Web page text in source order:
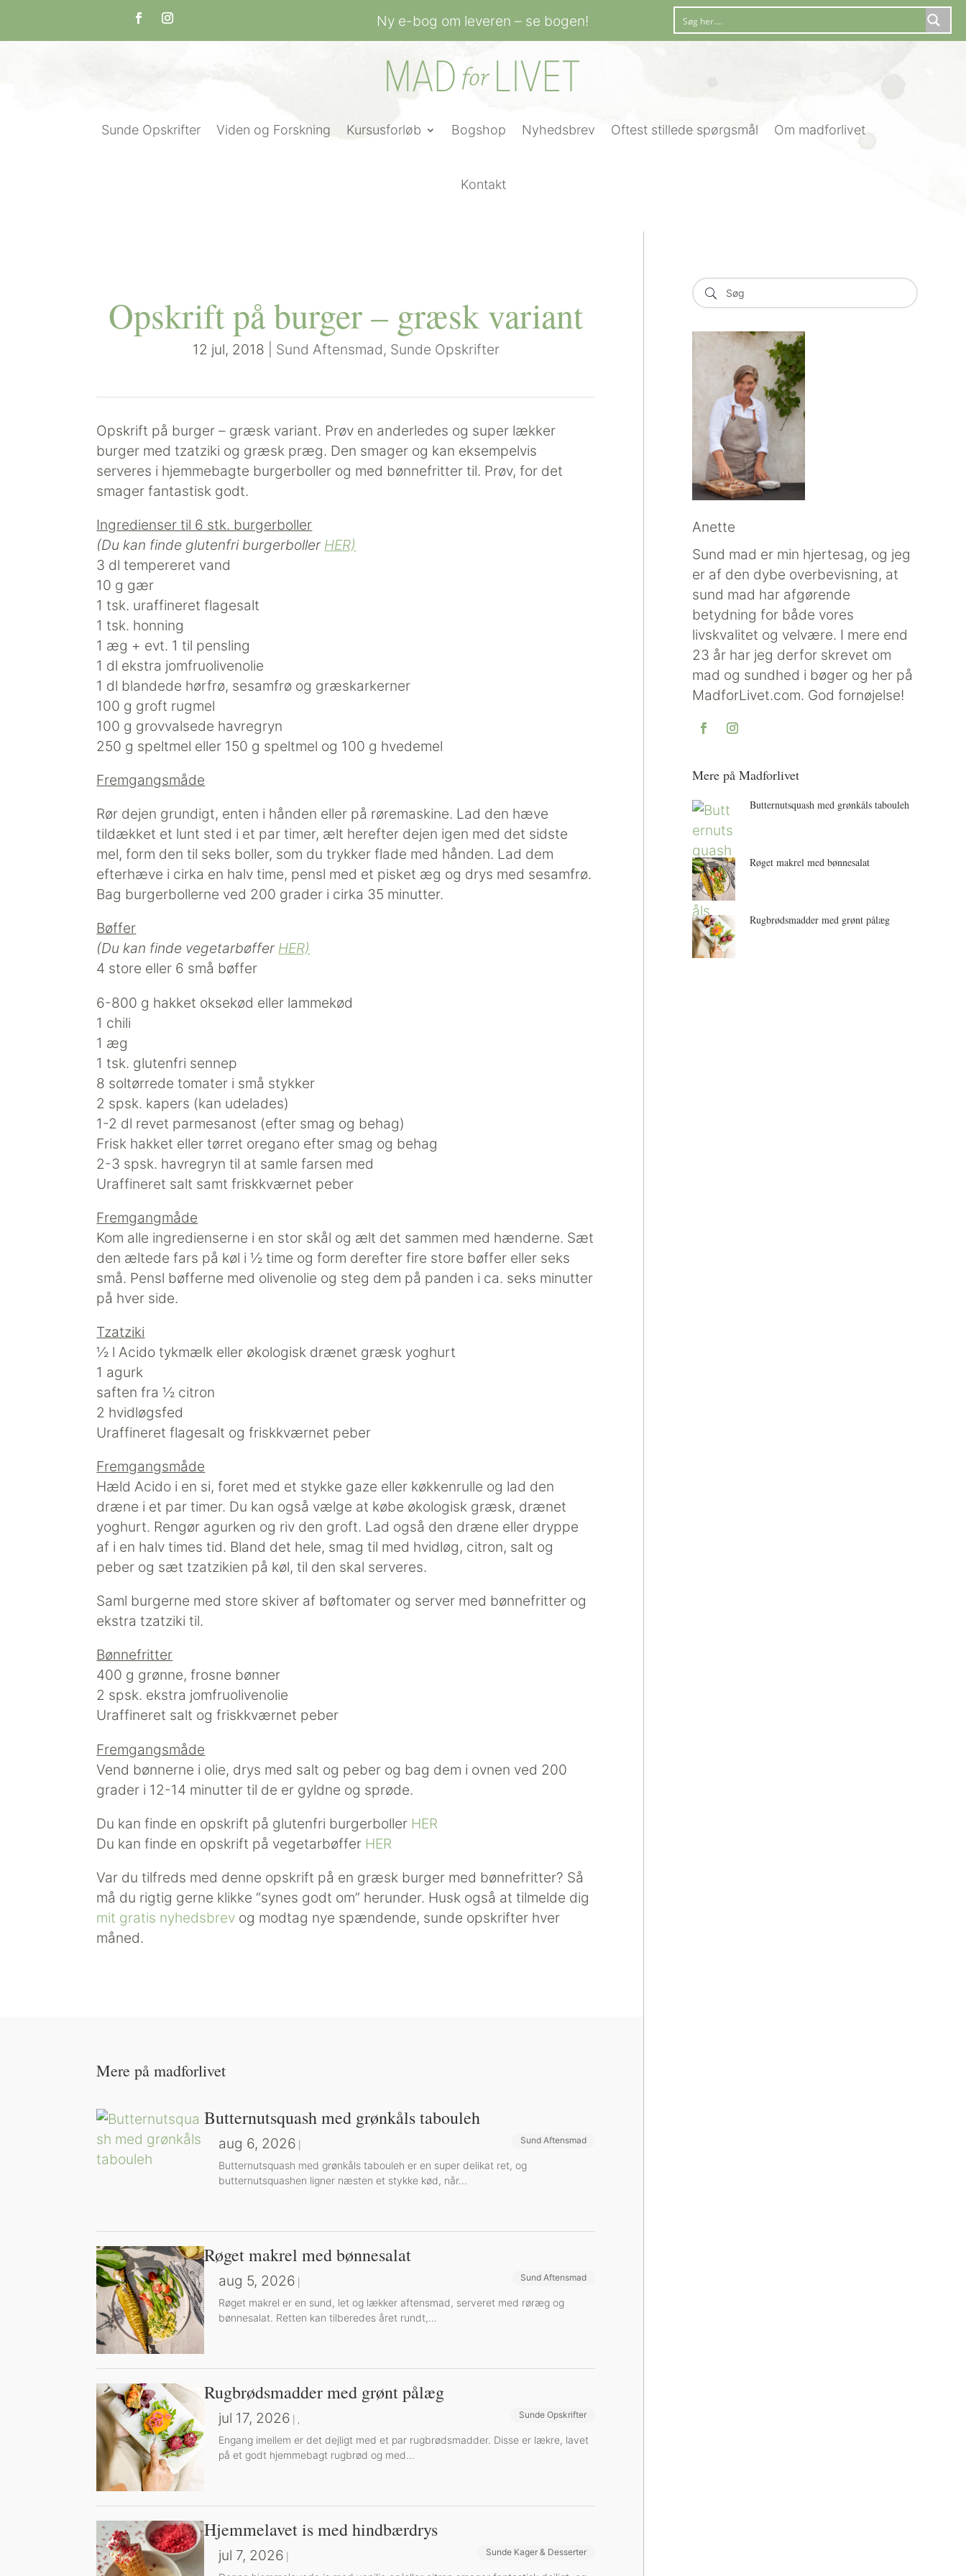
Ny e-bog om leveren – se bogen!
Sunde Opskrifter Viden og Forskning Kursusforløb Bogshop Nyhedsbrev Oftest stillede spørgsmål Om madforlivet
Kontakt
Opskrift på burger – græsk variant
12 jul, 2018 Sund Aftensmad, Sunde Opskrifter
Opskrift på burger – græsk variant. Prøv en anderledes og super lækker
burger med tzatziki og græsk præg. Den smager og kan eksempelvis
serveres i hjemmebagte burgerboller og med bønnefritter til. Prøv, for det
smager fantastisk godt.
Ingredienser til 6 stk. burgerboller
(Du kan finde glutenfri burgerboller HER)
3 dl tempereret vand
10 g gær
1 tsk. uraffineret flagesalt
1 tsk. honning
1 æg + evt. 1 til pensling
1 dl ekstra jomfruolivenolie
1 dl blandede hørfrø, sesamfrø og græskarkerner
100 g groft rugmel
100 g grovvalsede havregryn
250 g speltmel eller 150 g speltmel og 100 g hvedemel
Fremgangsmåde
Rør dejen grundigt, enten i hånden eller på røremaskine. Lad den hæve
tildækket et lunt sted i et par timer, ælt herefter dejen igen med det sidste
mel, form den til seks boller, som du trykker flade med hånden. Lad dem
efterhæve i cirka en halv time, pensl med et pisket æg og drys med sesamfrø.
Bag burgerbollerne ved 200 grader i cirka 35 minutter.
Bøffer
(Du kan finde vegetarbøffer HER)
4 store eller 6 små bøffer
6-800 g hakket oksekød eller lammekød
1 chili
1 æg
1 tsk. glutenfri sennep
8 soltørrede tomater i små stykker
2 spsk. kapers (kan udelades)
1-2 dl revet parmesanost (efter smag og behag)
Frisk hakket eller tørret oregano efter smag og behag
2-3 spsk. havregryn til at samle farsen med
Uraffineret salt samt friskkværnet peber
Fremgangmåde
Kom alle ingredienserne i en stor skål og ælt det sammen med hænderne. Sæt
den æltede fars på køl i ½ time og form derefter fire store bøffer eller seks
små. Pensl bøfferne med olivenolie og steg dem på panden i ca. seks minutter
på hver side.
Tzatziki
½ l Acido tykmælk eller økologisk drænet græsk yoghurt
1 agurk
saften fra ½ citron
2 hvidløgsfed
Uraffineret flagesalt og friskkværnet peber
Fremgangsmåde
Hæld Acido i en si, foret med et stykke gaze eller køkkenrulle og lad den
dræne i et par timer. Du kan også vælge at købe økologisk græsk, drænet
yoghurt. Rengør agurken og riv den groft. Lad også den dræne eller dryppe
af i en halv times tid. Bland det hele, smag til med hvidløg, citron, salt og
peber og sæt tzatzikien på køl, til den skal serveres.
Saml burgerne med store skiver af bøftomater og server med bønnefritter og
ekstra tzatziki til.
Bønnefritter
400 g grønne, frosne bønner
2 spsk. ekstra jomfruolivenolie
Uraffineret salt og friskkværnet peber
Fremgangsmåde
Vend bønnerne i olie, drys med salt og peber og bag dem i ovnen ved 200
grader i 12-14 minutter til de er gyldne og sprøde.
Du kan finde en opskrift på glutenfri burgerboller HER
Du kan finde en opskrift på vegetarbøffer HER
Var du tilfreds med denne opskrift på en græsk burger med bønnefritter? Så
må du rigtig gerne klikke “synes godt om” herunder. Husk også at tilmelde dig
mit gratis nyhedsbrev og modtag nye spændende, sunde opskrifter hver
måned.
Anette
Sund mad er min hjertesag, og jeg
er af den dybe overbevisning, at
sund mad har afgørende
betydning for både vores
livskvalitet og velvære. I mere end
23 år har jeg derfor skrevet om
mad og sundhed i bøger og her på
MadforLivet.com. God fornøjelse!
Mere på Madforlivet
Butternutsquash med grønkåls tabouleh
Røget makrel med bønnesalat
Rugbrødsmadder med grønt pålæg
Mere på madforlivet
Butternutsquash med grønkåls tabouleh
aug 6, 2026 Sund Aftensmad
Butternutsquash med grønkåls tabouleh er en super delikat ret, og
butternutsquashen ligner næsten et stykke kød, når...
Røget makrel med bønnesalat
aug 5, 2026 Sund Aftensmad
Røget makrel er en sund, let og lækker aftensmad, serveret med røræg og
bønnesalat. Retten kan tilberedes året rundt,...
Rugbrødsmadder med grønt pålæg
jul 17, 2026 Sund Aftensmad
, Sunde Opskrifter
Engang imellem er det dejligt med et par rugbrødsmadder. Disse er lækre, lavet
på et godt hjemmebagt rugbrød og med...
Hjemmelavet is med hindbærdrys
jul 7, 2026 Sunde Kager & Desserter